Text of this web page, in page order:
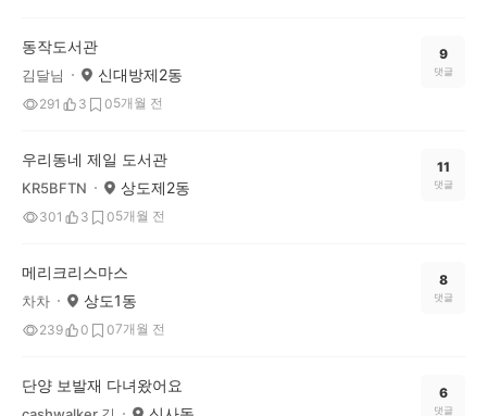
동작도서관
김달님 신대방제2동
291 3 05개월 전
9
댓글
우리동네 제일 도서관
KR5BFTN 상도제2동
301 3 05개월 전
11
댓글
메리크리스마스
차차 상도1동
239 0 07개월 전
8
댓글
단양 보발재 다녀왔어요 6
댓글